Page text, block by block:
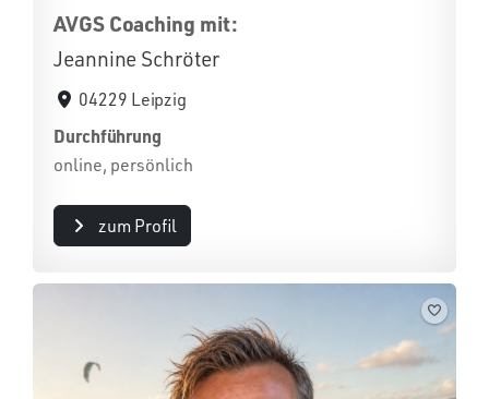
AVGS Coaching mit:
Jeannine Schröter
04229 Leipzig
Durchführung
online, persönlich
zum Profil